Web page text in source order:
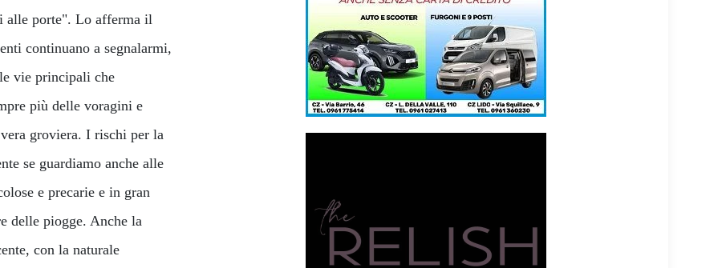
alle porte". Lo afferma il
continuano a segnalarmi,
vie principali che
più delle voragini e
groviera. I rischi per la
se guardiamo anche alle
e precarie e in gran
delle piogge. Anche la
con la naturale